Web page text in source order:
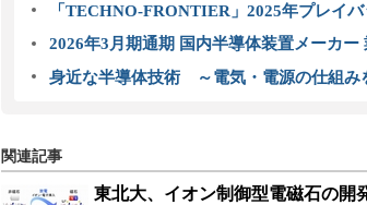
「TECHNO-FRONTIER」2025年プレイバ
2026年3月期通期 国内半導体装置メーカー
身近な半導体技術 ～電気・電源の仕組み
関連記事
東北大、イオン制御型電磁石の開